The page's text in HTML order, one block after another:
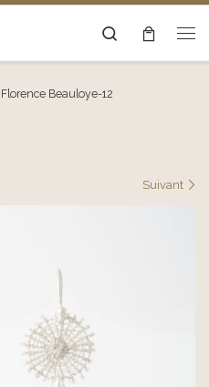
Search
Florence Beauloye-12
Suivant